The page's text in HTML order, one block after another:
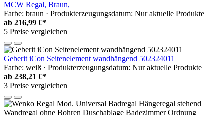
MCW Regal, Braun,
Farbe: braun · Produkterzeugungsdatum: Nur aktuelle Produkte
ab 216,99 €*
5 Preise vergleichen
Geberit iCon Seitenelement wandhängend 502324011
Farbe: weiß · Produkterzeugungsdatum: Nur aktuelle Produkte
ab 238,21 €*
3 Preise vergleichen